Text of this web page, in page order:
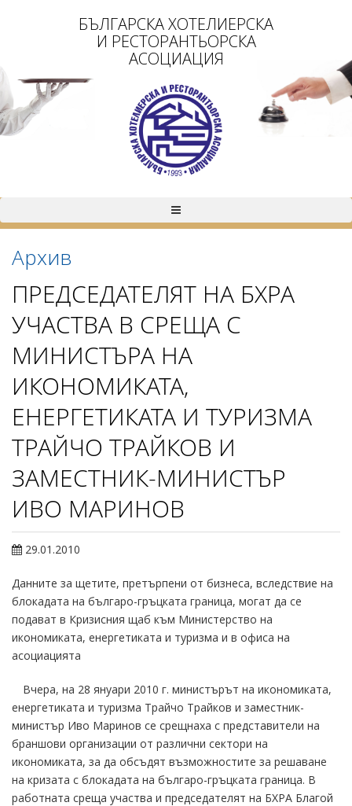
БЪЛГАРСКА ХОТЕЛИЕРСКА
И РЕСТОРАНТЬОРСКА
АСОЦИАЦИЯ
Архив
ПРЕДСЕДАТЕЛЯТ НА БХРА
УЧАСТВА В СРЕЩА С
МИНИСТЪРА НА
ИКОНОМИКАТА,
ЕНЕРГЕТИКАТА И ТУРИЗМА
ТРАЙЧО ТРАЙКОВ И
ЗАМЕСТНИК-МИНИСТЪР
ИВО МАРИНОВ
29.01.2010
Данните за щетите, претърпени от бизнеса, вследствие на
блокадата на българо-гръцката граница, могат да се
подават в Кризисния щаб към Министерство на
икономиката, енергетиката и туризма и в офиса на
асоциацията
Вчера, на 28 януари 2010 г. министърът на икономиката,
енергетиката и туризма Трайчо Трайков и заместник-
министър Иво Маринов се срещнаха с представители на
браншови организации от различни сектори на
икономиката, за да обсъдят възможностите за решаване
на кризата с блокадата на българо-гръцката граница. В
работната среща участва и председателят на БХРА Благой